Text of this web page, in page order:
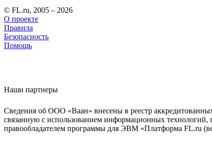
© FL.ru, 2005 – 2026
О проекте
Правила
Безопасность
Помощь
Наши партнеры
Сведения об ООО «Ваан» внесены в реестр
связанную с использованием информационных технологий,
правообладателем программы для ЭВМ «Платформа FL.ru